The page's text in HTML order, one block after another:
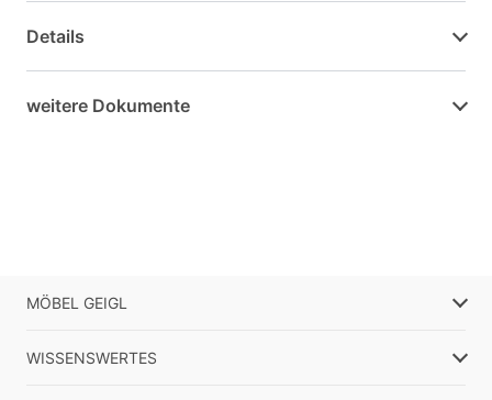
Details
weitere Dokumente
MÖBEL GEIGL
WISSENSWERTES